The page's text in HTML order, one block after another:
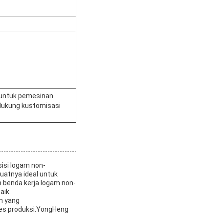
pemesinan
kustomisasi
logam non-
ideal untuk
kerja logam non-
yang
produksi.YongHeng